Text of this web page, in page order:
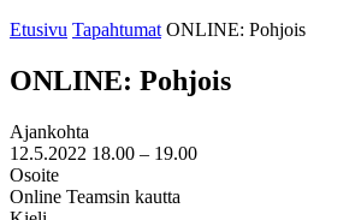
Etusivu Tapahtumat ONLINE: Pohjois­
ONLINE: Pohjois­
Ajankohta
12.5.2022 18.00 – 19.00
Osoite
Online Teamsin kautta